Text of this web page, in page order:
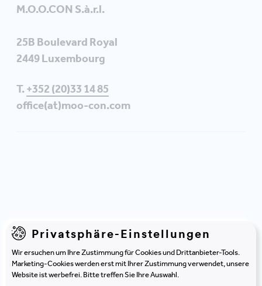
M.O.O.CON S.à.r.l.
25B Boulevard Royal
2449 Luxembourg
T. +352 (20)33 14 85
office(at)moo-con.com
Oder noch einfacher in
Kontakt treten?
Nutzen Sie das Formular.
Privatsphäre-Einstellungen
Wir ersuchen um Ihre Zustimmung für Cookies und Drittanbieter-Tools.
Marketing-Cookies werden erst mit Ihrer Zustimmung verwendet, unsere
Website ist werbefrei. Bitte treffen Sie Ihre Auswahl.